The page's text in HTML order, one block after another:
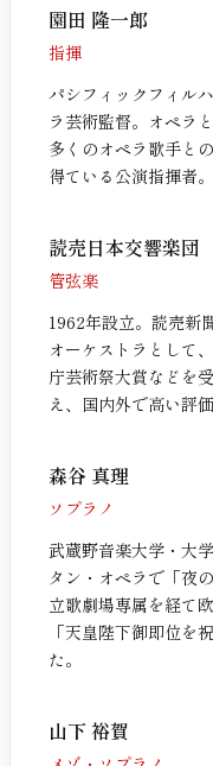
園田 隆一郎
指揮
パシフィックフィル
ラ芸術監督。オペラ
多くのオペラ歌手と
得ている公演指揮者。
読売日本交響楽団
管弦楽
1962年設立。読売新
オーケストラとして
庁芸術祭大賞などを
え、国内外で高い評
森谷 真理
ソプラノ
武蔵野音楽大学・大
タン・オペラで「夜
立歌劇場専属を経て
「天皇陛下御即位を
た。
山下 裕賀